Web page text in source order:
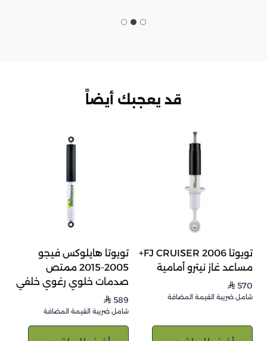
قد يعجبك أيضاً
تويوتا FJ CRUISER 2006+
مساعد غاز نيترو أمامية
⃁570
شامل ضريبة القيمة المضافة
تويوتا هايلوكس فيجو
2005-2015 ممتص
صدمات خلوي رغوي خلفي
⃁589
شامل ضريبة القيمة المضافة